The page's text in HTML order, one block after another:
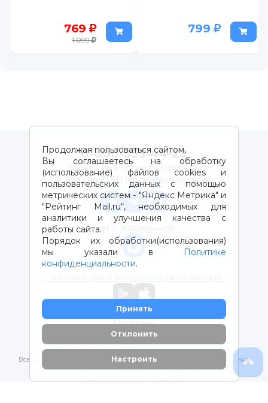
769
1 099
799
Продолжая пользоваться сайтом,
Вы соглашаетесь на обработку
(использование) файлов cookies и
пользовательских данных с помощью
метрических систем - "Яндекс Метрика" и
"Рейтинг Mail.ru“, необходимых для
аналитики и улучшения качества с
работы сайта.
Порядок их обработки(использования)
мы указали в
Политике
конфиденциальности.
Принять
Отклонить
Настроить
8-800-333-44-22
Звонок по России бесплатный
с 9:00 до 21:00 (время московское)
Чат с поддержкой
Магазины
2012-2026 © ООО "ВОТОНЯ". Детские товары с доставкой
Все права защищены. Любое использование материалов возможно
только с письменного разрешения владельцев сайта.
Политика конфиденциальности